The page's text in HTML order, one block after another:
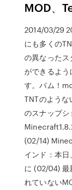
MOD、
2014/03/29
にも多くの
の異なったス
ができるよ
す。バム！
TNTのよう
のスナップ
(02/14)
インド：本
に (02/04) 最
れていない